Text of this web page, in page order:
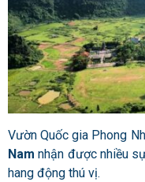
Vườn Quốc gia Phong
Nam nhận được nhiều
hang động thú vị.